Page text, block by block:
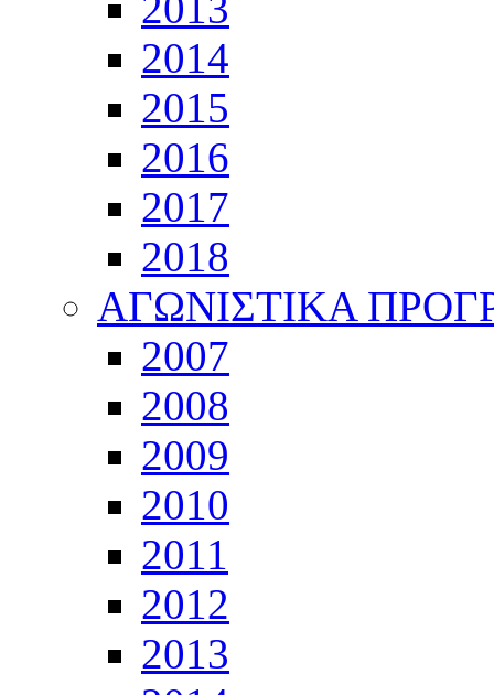
2014
2015
2016
2017
2018
ΑΓΩΝΙΣΤΙΚΑ
2007
2008
2009
2010
2011
2012
2013